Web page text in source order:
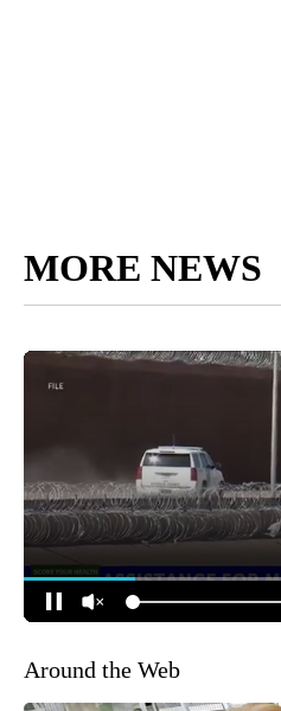
MORE NEWS
Around the Web